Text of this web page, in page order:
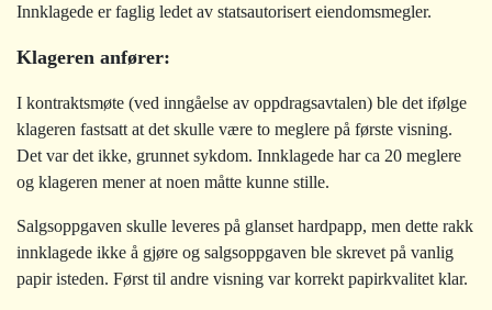
Innklagede er faglig ledet av statsautorisert eiendomsmegler.
Klageren anfører:
I kontraktsmøte (ved inngåelse av oppdragsavtalen) ble det ifølge
klageren fastsatt at det skulle være to meglere på første visning.
Det var det ikke, grunnet sykdom. Innklagede har ca 20 meglere
og klageren mener at noen måtte kunne stille.
Salgsoppgaven skulle leveres på glanset hardpapp, men dette rakk
innklagede ikke å gjøre og salgsoppgaven ble skrevet på vanlig
papir isteden. Først til andre visning var korrekt papirkvalitet klar.